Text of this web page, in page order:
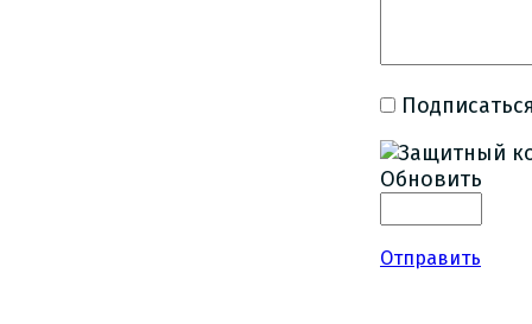
Обновить
Отправить